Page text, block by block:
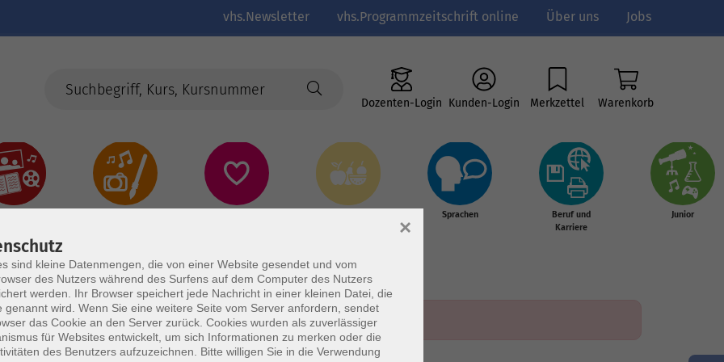
vhs.Newsletter vhs.Programmzeitschrift online Über uns Jobs
Dozenten-Login Kunden-Login Merkzettel Warenkorb
Sprachen
Beruf und
Karriere
Junior
sind kleine Datenmengen, die von einer Website gesendet und vom
des Nutzers während des Surfens auf dem Computer des Nutzers
werden. Ihr Browser speichert jede Nachricht in einer kleinen Datei, die
genannt wird. Wenn Sie eine weitere Seite vom Server anfordern, sendet
das Cookie an den Server zurück. Cookies wurden als zuverlässiger
für Websites entwickelt, um sich Informationen zu merken oder die
des Benutzers aufzuzeichnen. Bitte willigen Sie in die Verwendung
×